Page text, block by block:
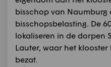
bisschop van Naumburg
bisschopsbelasting. De
lokaliseren in de dorpen
Lauter, waar het
bezat.